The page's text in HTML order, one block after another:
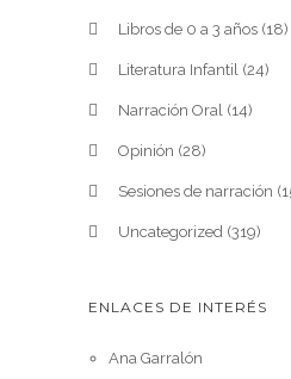
Libros de 0 a 3 años (18)
Literatura Infantil (24)
Narración Oral (14)
Opinión (28)
Sesiones de narración
Uncategorized (319)
ENLACES DE INTERÉS
Ana Garralón